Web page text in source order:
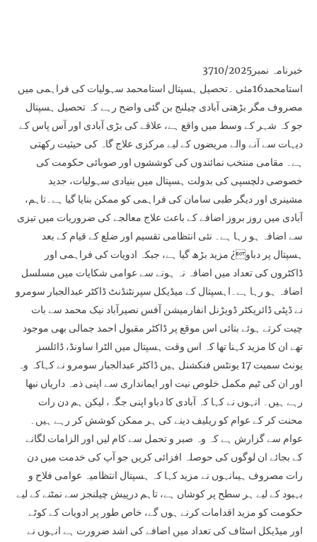
خبرنامہ نمبر3710/2025
استامحمد16مئی ۔تحصیل ہسپتال استامحمد سہولیات کی فراہمی میں
مصروف مگر بڑھتی آبادی چیلنج بن گئی واضح رہے کہ تحصیل ہسپتال
جو کہ شہر کے وسط میں واقع ہے، علاقے کی بڑی آبادی اور آس پاس کے
دیہات سے آنے والے مریضوں کے لیے مرکزی علاج گاہ کی حیثیت رکھتی
ہے۔ مقامی منتخب نمائندوں کی کوششوں اور صوبائی حکومت کی
خصوصی دلچسپی کی بدولت ہسپتال میں بنیادی سہولیات، جدید
مشینری اور دیگر طبی سامان کی فراہمی کو ممکن بنایا گیا ہے۔تاہم،
آبادی میں روز بروز اضافے کے باعث علاج معالجے کی ضروریات میں تیزی
سے اضافہ ہو رہا ہے۔ نئی انتظامی تقسیم اور ضلع کے قیام کے بعد
ہسپتال پر دباو¿ مزید بڑھ گیا ہے، جبکہ ادویات کی فراہمی اور
ڈاکٹروں کی تعداد میں اضافہ نہ ہونے سے عوامی شکایات میں مسلسل
اضافہ ہو رہا ہے۔اہسپتال کے میڈیکل سپرنٹنڈنٹ ڈاکٹر عبدالجبار سومرو
نے ڈپٹی ڈائریکٹر ڈویڑنل انفارمیشن آفس نصیرآباد نیک محمد سے بات
چیت کرتے ہوئے بتائی اس موقع پر ڈاکٹر مقبول احمد جمالی بھی موجود
تھے ان کا مزید کہنا تھا کہ اس وقت ہسپتال میں الٹرا ساونڈ، ڈائلسز
یونٹ سمیت 17 یونٹس فنکشنل ہیں ڈاکٹر عبدالجبار سومرو نے کہاکہ وہ
اور ان کی ٹیم مکمل خلوص نیت اور ایمانداری سے اپنی ذمہ داریاں نبھا
رہے ہیں۔ انہوں نے کہا کہ آبادی کا دباو اپنی جگہ، لیکن ہم دن رات
محنت کر کے عوام کو ریلیف دینے کی ہر ممکن کوشش کر رہے ہیں۔
عوام سے گزارش ہے کہ وہ صبر و تحمل سے کام لیں اور الزامات لگانے
کے بجائے ان لوگوں کی حوصلہ افزائی کریں جو آپ کی خدمت میں دن
رات مصروف ہیںانہوں نے مزید کہا کہ ہسپتال انتظامیہ عوامی فلاح و
بہبود کے لیے ہر سطح پر کوشاں ہے، تاہم درپیش چیلنجز سے نمٹنے کے لیے
حکومت کو مزید اقدامات کرنے ہوں گے، خاص طور پر ادویات کے کوٹے
اور میڈیکل اسٹاف کی تعداد میں اضافے کی اشد ضرورت ہے انہوں نے